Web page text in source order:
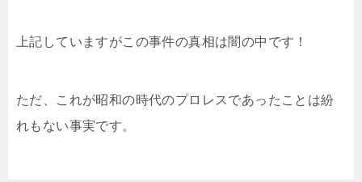
上記していますがこの事件の真相は闇の中です！
ただ、これが昭和の時代のプロレスであったことは紛
れもない事実です。